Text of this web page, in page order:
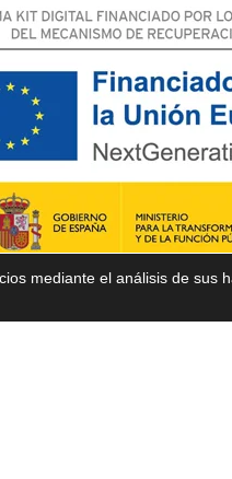
mediante el análisis de sus